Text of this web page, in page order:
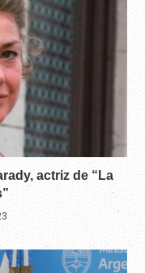
actriz de “La